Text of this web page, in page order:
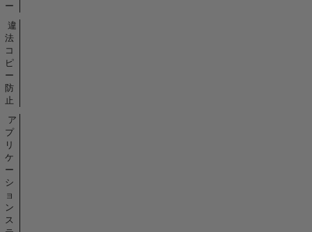
ー
違
法
コ
ピ
ー
防
止
ア
プ
リ
ケ
ー
シ
ョ
ン
ス